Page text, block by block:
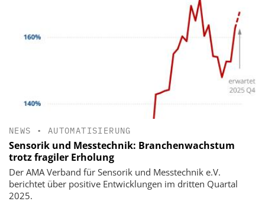
NEWS • AUTOMATISIERUNG
Sensorik und Messtechnik: Branchenwachstum
trotz fragiler Erholung
Der AMA Verband für Sensorik und Messtechnik e.V.
berichtet über positive Entwicklungen im dritten Quartal
2025.